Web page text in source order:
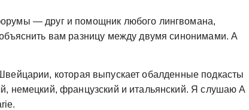
— друг и помощник любого лингвомана,
вам разницу между двумя синонимами. А
которая выпускает обалденные подкасты
немецкий, французский и итальянский. Я слушаю A